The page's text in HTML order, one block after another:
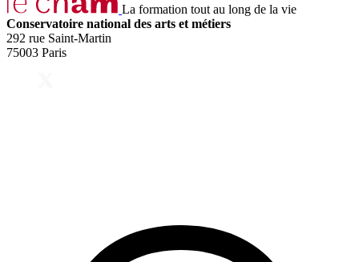
La formation tout au long de la vie
Conservatoire national des arts et métiers
292 rue Saint-Martin
75003 Paris